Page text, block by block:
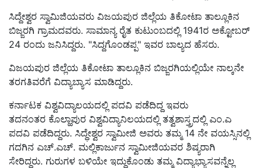
ಸಿದ್ದೇಶ್ವರ ಸ್ವಾಮಿಜಿಯವರು ವಿಜಯಪುರ ಜಿಲ್ಲೆಯ ತಿಕೋಟಾ ತಾಲ್ಲೂಕಿನ
ಬಿಜ್ಜರಗಿ ಗ್ರಾಮದವರು. ಸಾಮಾನ್ಯ ರೈತ ಕುಟುಂಬದಲ್ಲಿ 1941ರ ಅಕ್ಟೋಬರ್
24 ರಂದು ಜನಿಸಿದ್ದರು. "ಸಿದ್ದಗೊಂಡಪ್ಪ" ಇವರ ಬಾಲ್ಯದ ಹೆಸರು.
ವಿಜಯಪುರ ಜಿಲ್ಲೆಯ ತಿಕೋಟಾ ತಾಲ್ಲೂಕಿನ ಬಿಜ್ಜರಗಿಯಲ್ಲಿಯೇ ನಾಲ್ಕನೇ
ತರಗತಿವರೆಗೆ ವಿದ್ಯಾಬ್ಯಾಸ ಮಾಡಿದ್ದರು.
ಕರ್ನಾಟಕ ವಿಶ್ವವಿದ್ಯಾಲಯದಲ್ಲಿ ಪದವಿ ಪಡೆದಿದ್ದ ಇವರು
ತದನಂತರ ಕೊಲ್ಹಾಪುರ ವಿಶ್ವವಿದ್ಯಾನಿಲಯದಲ್ಲಿ ತತ್ವಶಾಸ್ತ್ರದಲ್ಲಿ ಎಂ.ಎ
ಪದವಿ ಪಡೆದಿದ್ದರು. ಸಿದ್ಧೇಶ್ವರ ಸ್ವಾಮೀಜಿ ಅವರು ತಮ್ಮ 14 ನೇ ವಯಸ್ಸಿನಲ್ಲಿ
ಗದಗಿನ ಎಚ್.ಎಚ್. ಮಲ್ಲಿಕಾರ್ಜುನ ಸ್ವಾಮೀಜಿಯವರ ಶಿಷ್ಯರಾಗಿ
ಸೇರಿದ್ದರು. ಗುರುಗಳ ಬಳಿಯೇ ಇದ್ದುಕೊಂಡು ತಮ್ಮ ವಿದ್ಯಾಭ್ಯಾಸವನ್ನೆಲ್ಲ